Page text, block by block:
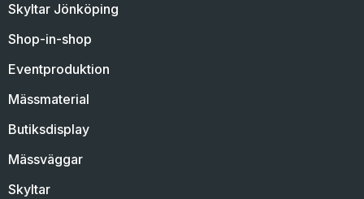
Skyltar Jönköping
Shop-in-shop
Eventproduktion
Mässmaterial
Butiksdisplay
Mässväggar
Skyltar